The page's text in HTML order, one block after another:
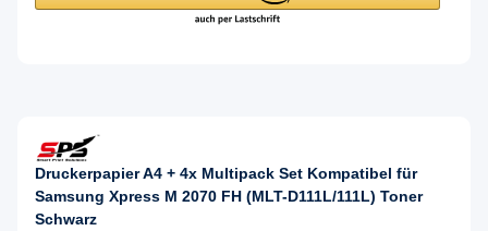
Druckerpapier A4 + 4x Multipack Set Kompatibel für
Samsung Xpress M 2070 FH (MLT-D111L/111L) Toner
Schwarz